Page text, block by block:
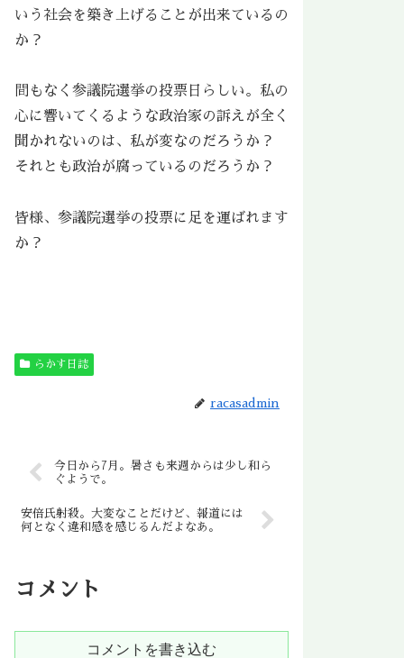
いう社会を築き上げることが出来ているの
か？
間もなく参議院選挙の投票日らしい。私の
心に響いてくるような政治家の訴えが全く
聞かれないのは、私が変なのだろうか？
それとも政治が腐っているのだろうか？
皆様、参議院選挙の投票に足を運ばれます
か？
らかす日誌
racasadmin
今日から7月。暑さも来週からは少し和ら
ぐようで。
安倍氏射殺。大変なことだけど、報道には
何となく違和感を感じるんだよなあ。
コメント
コメントを書き込む